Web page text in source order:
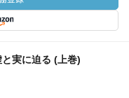
実に迫る (上巻)